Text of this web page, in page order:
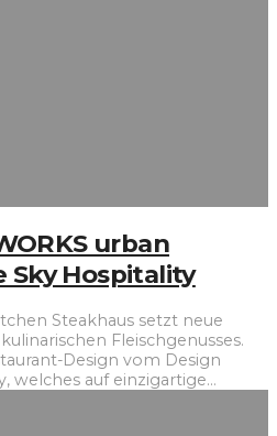
urban
Sky Hospitality
Steakhaus setzt neue
Fleischgenusses.
Design vom Design
welches auf einzigartige...